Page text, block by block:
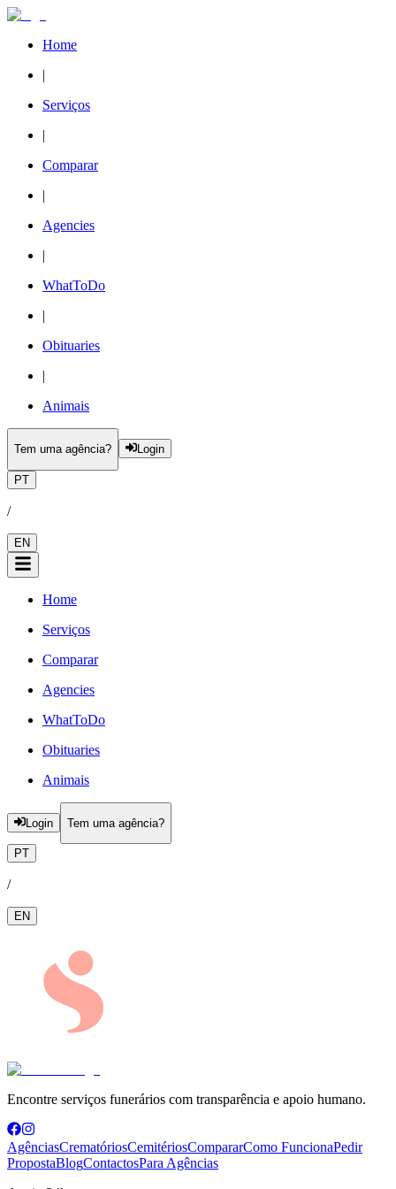
Home
|
Serviços
|
Comparar
|
Agencies
|
WhatToDo
|
Obituaries
|
Animais
Tem uma agência? Login
PT
/
EN
Home
Serviços
Comparar
Agencies
WhatToDo
Obituaries
Animais
Login Tem uma agência?
PT
/
EN
Encontre serviços funerários com transparência e apoio humano.
AgênciasCrematóriosCemitériosCompararComo FuncionaPedir
PropostaBlogContactosPara Agências